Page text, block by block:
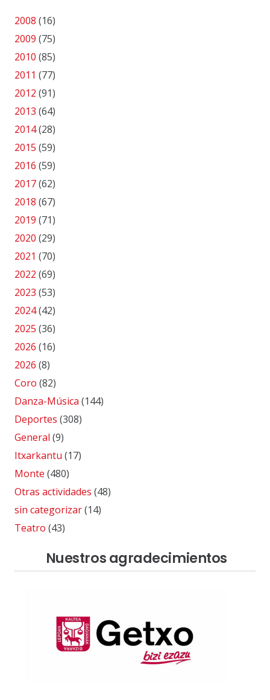
2008 (16)
2009 (75)
2010 (85)
2011 (77)
2012 (91)
2013 (64)
2014(28)
2015 (59)
2016 (59)
2017(62)
2018 (67)
2019 (71)
2020 (29)
2021 (70)
2022 (69)
2023 (53)
2024(42)
2025 (36)
2026 (16)
2026 (8)
Coro (82)
Danza-Música (144)
Deportes (308)
General (9)
Itxarkantu (17)
Monte (480)
Otras actividades (48)
sin categorizar(14)
Teatro (43)
Nuestros agradecimientos